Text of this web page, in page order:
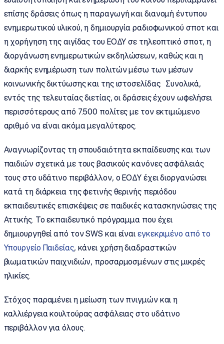
επίσης δράσεις όπως η παραγωγή και διανομή έντυπου
ενημερωτικού υλικού, η δημιουργία ραδιοφωνικού σποτ και
η χορήγηση της αιγίδας του ΕΟΔΥ σε τηλεοπτικό σποτ, η
διοργάνωση ενημερωτικών εκδηλώσεων, καθώς και η
διαρκής ενημέρωση των πολιτών μέσω των μέσων
κοινωνικής δικτύωσης και της ιστοσελίδας. Συνολικά,
εντός της τελευταίας διετίας, οι δράσεις έχουν ωφελήσει
περισσότερους από 7.500 πολίτες με τον εκτιμώμενο
αριθμό να είναι ακόμα μεγαλύτερος.
Αναγνωρίζοντας τη σπουδαιότητα εκπαίδευσης και των
παιδιών σχετικά με τους βασικούς κανόνες ασφάλειάς
τους στο υδάτινο περιβάλλον, ο ΕΟΔΥ έχει διοργανώσει
κατά τη διάρκεια της φετινής θερινής περιόδου
εκπαιδευτικές επισκέψεις σε παιδικές κατασκηνώσεις της
Αττικής. Το εκπαιδευτικό πρόγραμμα που έχει
δημιουργηθεί από τον SWS και είναι εγκεκριμένο από το
Υπουργείο Παιδείας, κάνει χρήση διαδραστικών
βιωματικών παιχνιδιών, προσαρμοσμένων στις μικρές
ηλικίες.
Στόχος παραμένει η μείωση των πνιγμών και η
καλλιέργεια κουλτούρας ασφάλειας στο υδάτινο
περιβάλλον για όλους.